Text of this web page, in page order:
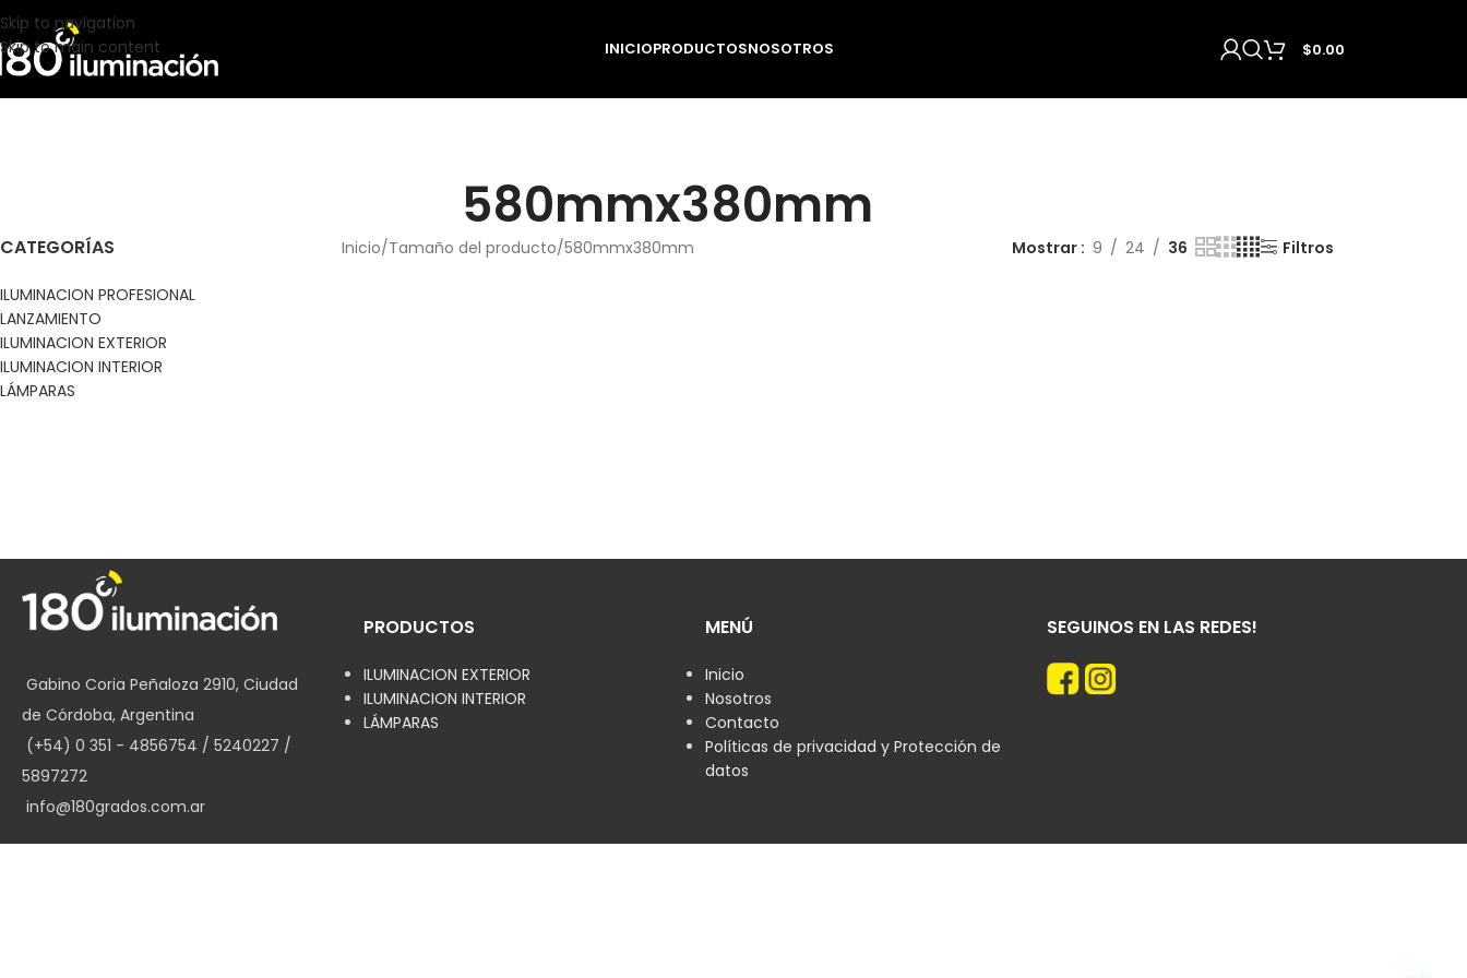
Skip to navigation
Skip to main content
INICIOPRODUCTOSNOSOTROS $0.00
580mmx380mm
CATEGORÍAS
ILUMINACION PROFESIONAL
LANZAMIENTO
ILUMINACION EXTERIOR
ILUMINACION INTERIOR
LÁMPARAS
Inicio Tamaño del producto 580mmx380mm Mostrar 9 24 36 Filtros
Gabino Coria Peñaloza 2910, Ciudad
de Córdoba, Argentina
(+54) 0 351 - 4856754 / 5240227 /
5897272
info@180grados.com.ar
PRODUCTOS
ILUMINACION EXTERIOR
ILUMINACION INTERIOR
LÁMPARAS
MENÚ
Inicio
Nosotros
Contacto
Políticas de privacidad y Protección de
datos
SEGUINOS EN LAS REDES!